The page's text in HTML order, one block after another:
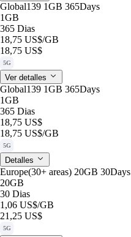
Global139 1GB 365Days
1GB
365 Dias
18,75 US$/GB
18,75 US$
5G
Ver detalles
Global139 1GB 365Days
1GB
365 Dias
18,75 US$
18,75 US$/GB
5G
Detalles
Europe(30+ areas) 20GB 30Days
20GB
30 Dias
1,06 US$/GB
21,25 US$
5G